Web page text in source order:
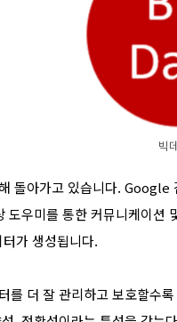
빅
돌아가고 있습니다.
도우미를 통한 커뮤니케이션
가 생성됩니다.
를 더 잘 관리하고 보호할수